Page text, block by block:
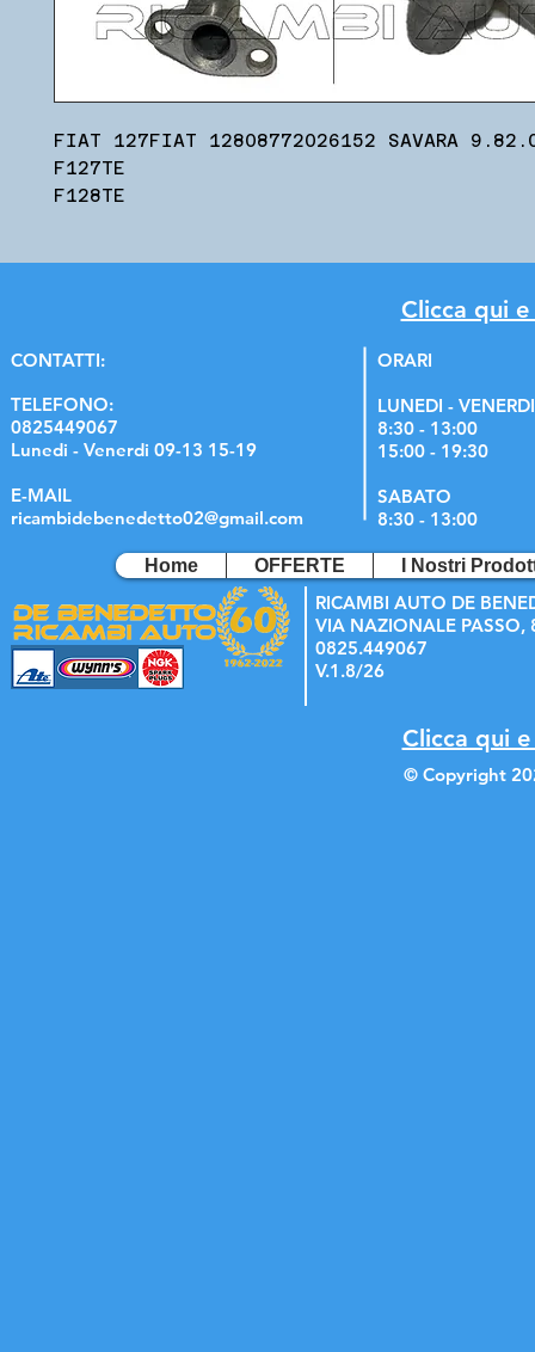
FIAT 127FIAT 12808772026152 SAVARA
F127TE
F128TE
Clicca qui
CONTATTI:
TELEFONO:
0825449067
Lunedi - Venerdi 09-13 15-19
E-MAIL
ricambidebenedetto02@gmail.com
ORARI
LUNEDI - VENERDI
8:30 - 13:00
15:00 - 19:30
SABATO
8:30 - 13:00
Home OFFERTE I Nostri
RICAMBI AUTO DE
VIA NAZIONALE PASSO,
0825.449067
V.1.8/26
Clicca qui
© Copyright